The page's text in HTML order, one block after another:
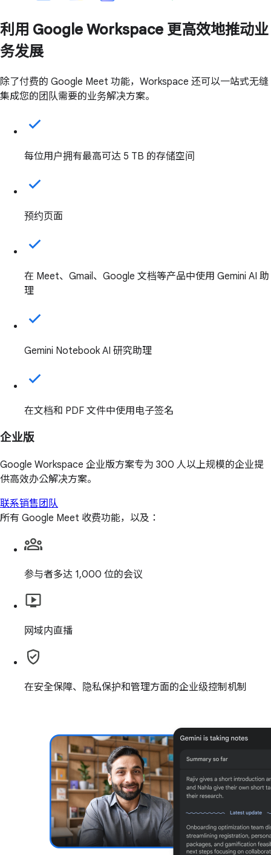
利用 Google Workspace 更高效地推动业
务发展
除了付费的 Google Meet 功能，Workspace 还可以一站式无缝
集成您的团队需要的业务解决方案。
每位用户拥有最高可达 5 TB 的存储空间
预约页面
在 Meet、Gmail、Google 文档等产品中使用 Gemini AI 助
理
Gemini Notebook AI 研究助理
在文档和 PDF 文件中使用电子签名
企业版
Google Workspace 企业版方案专为 300 人以上规模的企业提
供高效办公解决方案。
联系销售团队
所有 Google Meet 收费功能，以及：
参与者多达 1,000 位的会议
网域内直播
在安全保障、隐私保护和管理方面的企业级控制机制